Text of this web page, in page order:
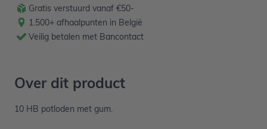
Gratis verstuurd vanaf €50-
1.500+ afhaalpunten in België
Veilig betalen met Bancontact
Over dit product
10 HB potloden met gum.